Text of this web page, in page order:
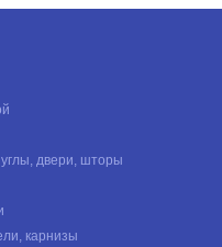
двери, шторы
карнизы